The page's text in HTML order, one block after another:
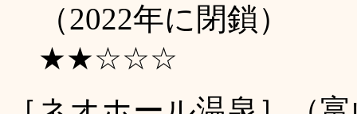
（2022年に閉鎖）
★★☆☆☆